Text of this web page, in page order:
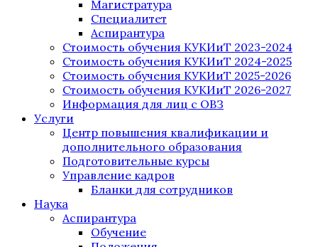
Магистратура
Специалитет
Аспирантура
Стоимость обучения КУКИиТ 2023-2024
Стоимость обучения КУКИиТ 2024-2025
Стоимость обучения КУКИиТ 2025-2026
Стоимость обучения КУКИиТ 2026-2027
Информация для лиц с ОВЗ
Услуги
Центр повышения квалификации и
дополнительного образования
Подготовительные курсы
Управление кадров
Бланки для сотрудников
Наука
Аспирантура
Обучение